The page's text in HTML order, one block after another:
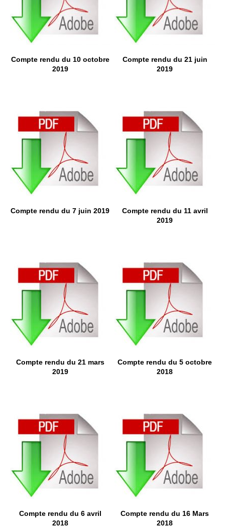
Compte rendu du 10 octobre
2019
Compte rendu du 21 juin
2019
Compte rendu du 7 juin 2019
Compte rendu du 11 avril
2019
Compte rendu du 21 mars
2019
Compte rendu du 5 octobre
2018
Compte rendu du 6 avril
2018
Compte rendu du 16 Mars
2018